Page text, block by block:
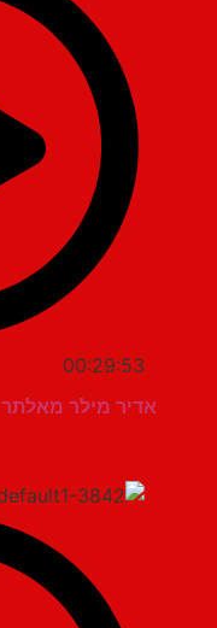
00:29:53
אדיר מילר מאלתר חלק ב 2019